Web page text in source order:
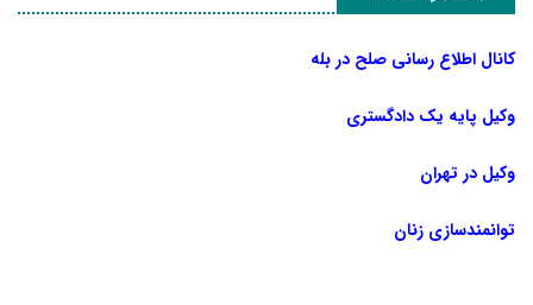
کانال اطلاع رسانی صلح در بله
وکیل پایه یک دادگستری
وکیل در تهران
توانمندسازی زنان